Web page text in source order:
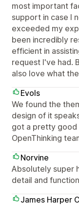
most important
support in case I
exceeded my
been incredibly
efficient in
request I've had.
also love what
Evols
We found the
design of it
got a pretty good
OpenThinking
Norvine
Absolutely super
detail and
James Harper